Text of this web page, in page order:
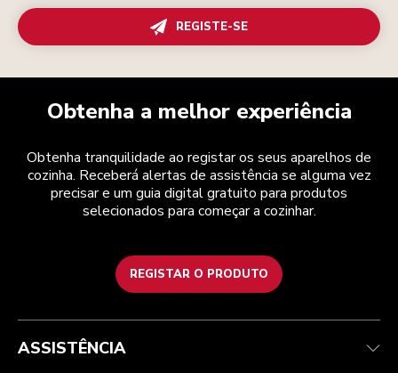
REGISTE-SE
Obtenha a melhor experiência
Obtenha tranquilidade ao registar os seus aparelhos de
cozinha. Receberá alertas de assistência se alguma vez
precisar e um guia digital gratuito para produtos
selecionados para começar a cozinhar.
REGISTAR O PRODUTO
Health Check
Atendimento ao cliente
Acompanhar a sua encomenda
Garantia e documentos
Termos e condições
Envio e entrega
Devoluções e reembolsos
Marca
A marca
A nossa história
ASSISTÊNCIA